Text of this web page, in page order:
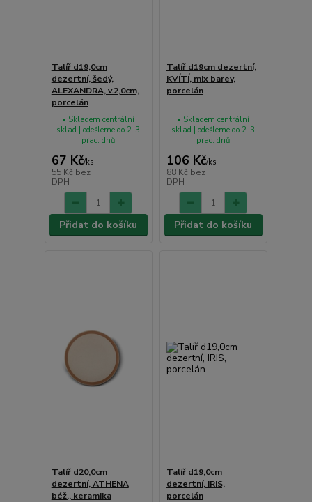
Talíř d19,0cm
dezertní, šedý,
ALEXANDRA, v.2,0cm,
porcelán
67 Kč/ks
55 Kč bez
DPH
• Skladem centrální
sklad | odešleme do 2-3
prac. dnů
Přidat do košíku
Talíř d19cm dezertní,
KVÍTÍ, mix barev,
porcelán
106 Kč/ks
88 Kč bez
DPH
• Skladem centrální
sklad | odešleme do 2-3
prac. dnů
Přidat do košíku
Talíř d20,0cm
dezertní, ATHENA
béž., keramika
Talíř d19,0cm
dezertní, IRIS,
porcelán